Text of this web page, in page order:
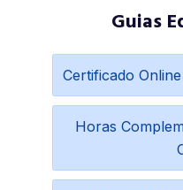
Guias
Certificado
Horas